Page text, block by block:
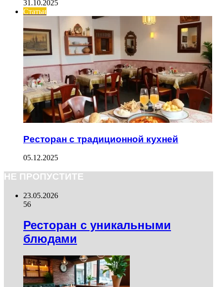
31.10.2025
Статьи
Ресторан с традиционной кухней
05.12.2025
НЕ ПРОПУСТИТЕ
23.05.2026
56
Ресторан с уникальными
блюдами